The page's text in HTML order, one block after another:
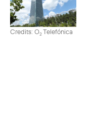
Credits: O2Telefónica